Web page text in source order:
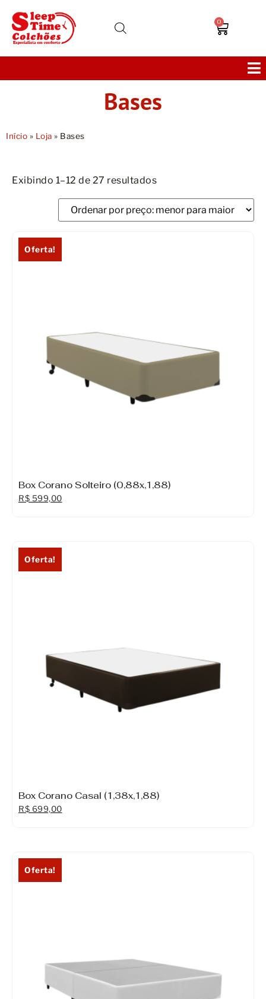
0
Bases
Cabeceiras
Poltronas
Assistência Técnica
Bases
Início » Loja » Bases
Exibindo 1–12 de 27 resultados
Oferta!
Box Corano Solteiro (0,88x,1,88)
R$ 599,00
Oferta!
Box Corano Casal (1,38x,1,88)
R$ 699,00
Oferta!